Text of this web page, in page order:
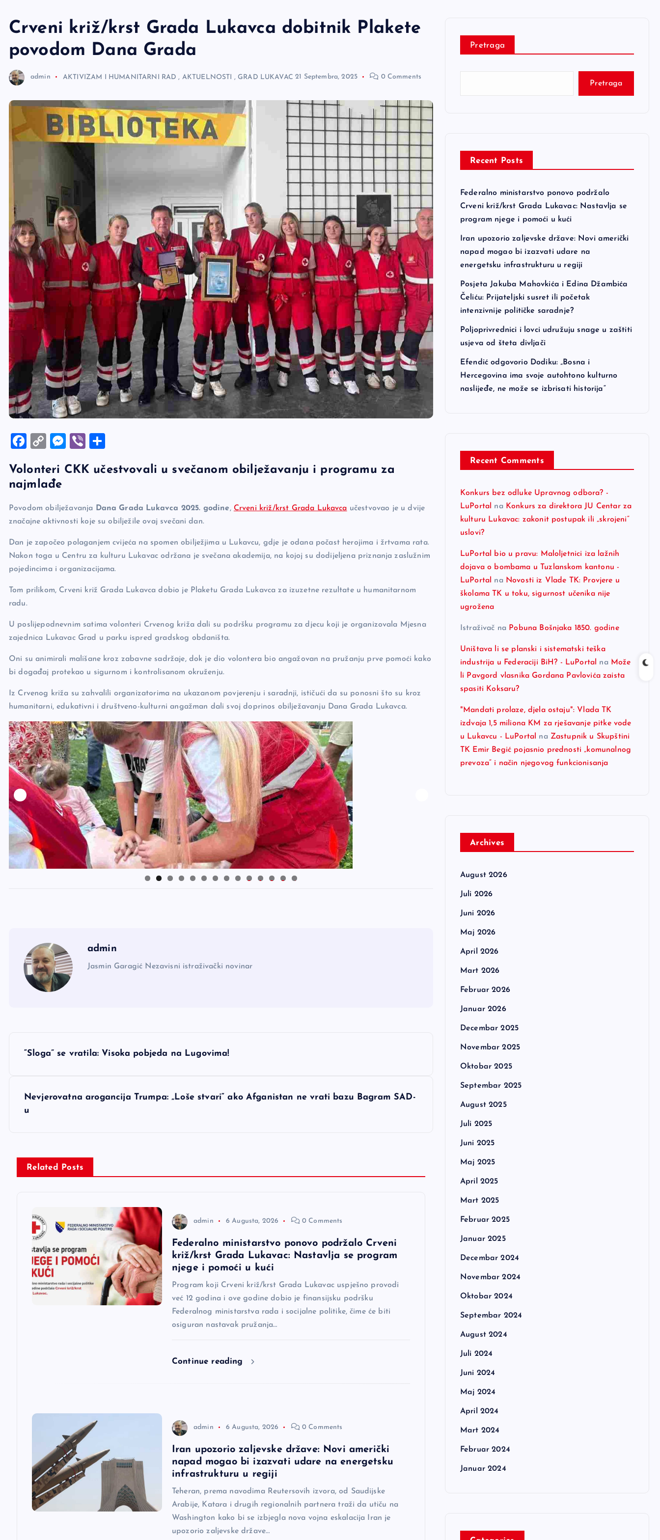
Crveni križ/krst Grada Lukavca dobitnik Plakete
povodom Dana Grada
admin AKTIVIZAM I HUMANITARNI RAD , AKTUELNOSTI , GRAD LUKAVAC 21 Septembra, 2025 0 Comments
F
c
e
b
o
k
C
p
y
Li
n
k
M
se
g
er
Vi
er ar
Volonteri CKK učestvovali u svečanom obilježavanju i programu za
najmlađe
Povodom obilježavanja Dana Grada Lukavca 2025. godine, Crveni križ/krst Grada Lukavca učestvovao je u dvije
značajne aktivnosti koje su obilježile ovaj svečani dan.
Dan je započeo polaganjem cvijeća na spomen obilježjima u Lukavcu, gdje je odana počast herojima i žrtvama rata.
Nakon toga u Centru za kulturu Lukavac održana je svečana akademija, na kojoj su dodijeljena priznanja zaslužnim
pojedincima i organizacijama.
Tom prilikom, Crveni križ Grada Lukavca dobio je Plaketu Grada Lukavca za izuzetne rezultate u humanitarnom
radu.
U poslijepodnevnim satima volonteri Crvenog križa dali su podršku programu za djecu koji je organizovala Mjesna
zajednica Lukavac Grad u parku ispred gradskog obdaništa.
Oni su animirali mališane kroz zabavne sadržaje, dok je dio volontera bio angažovan na pružanju prve pomoći kako
bi događaj protekao u sigurnom i kontrolisanom okruženju.
Iz Crvenog križa su zahvalili organizatorima na ukazanom povjerenju i saradnji, ističući da su ponosni što su kroz
humanitarni, edukativni i društveno-kulturni angažman dali svoj doprinos obilježavanju Dana Grada Lukavca.
0 1 2 3 4
admin
Jasmin Garagić Nezavisni istraživački novinar
N
g
a
“Sloga” se vratila: Visoka pobjeda na Lugovima!
Nevjerovatna arogancija Trumpa: „Loše stvari“ ako Afganistan ne vrati bazu Bagram SAD-
u
Related Posts
admin 6 Augusta, 2026 0 Comments
Federalno ministarstvo ponovo podržalo Crveni
križ/krst Grada Lukavac: Nastavlja se program
njege i pomoći u kući
Program koji Crveni križ/krst Grada Lukavac uspješno provodi
već 12 godina i ove godine dobio je finansijsku podršku
Federalnog ministarstva rada i socijalne politike, čime će biti
osiguran nastavak pružanja…
Continue reading
admin 6 Augusta, 2026 0 Comments
Iran upozorio zaljevske države: Novi američki
napad mogao bi izazvati udare na energetsku
infrastrukturu u regiji
Teheran, prema navodima Reutersovih izvora, od Saudijske
Arabije, Katara i drugih regionalnih partnera traži da utiču na
Washington kako bi se izbjegla nova vojna eskalacija Iran je
upozorio zaljevske države…
Pretraga
Pretraga
Recent Posts
Federalno ministarstvo ponovo podržalo
Crveni križ/krst Grada Lukavac: Nastavlja se
program njege i pomoći u kući
Iran upozorio zaljevske države: Novi američki
napad mogao bi izazvati udare na
energetsku infrastrukturu u regiji
Posjeta Jakuba Mahovkića i Edina Džambića
Čeliću: Prijateljski susret ili početak
intenzivnije političke saradnje?
Poljoprivrednici i lovci udružuju snage u zaštiti
usjeva od šteta divljači
Efendić odgovorio Dodiku: „Bosna i
Hercegovina ima svoje autohtono kulturno
naslijeđe, ne može se izbrisati historija“
Recent Comments
Konkurs bez odluke Upravnog odbora? -
LuPortal
na Konkurs za direktora JU Centar za
kulturu Lukavac: zakonit postupak ili „skrojeni“
uslovi?
LuPortal bio u pravu: Maloljetnici iza lažnih
dojava o bombama u Tuzlanskom kantonu -
LuPortal
na Novosti iz Vlade TK: Provjere u
školama TK u toku, sigurnost učenika nije
ugrožena
Istraživač na Pobuna Bošnjaka 1850. godine
Uništava li se planski i sistematski teška
industrija u Federaciji BiH? - LuPortal
na Može
li Pavgord vlasnika Gordana Pavlovića zaista
spasiti Koksaru?
"Mandati prolaze, djela ostaju": Vlada TK
izdvaja 1,5 miliona KM za rješavanje pitke vode
u Lukavcu - LuPortal
na Zastupnik u Skupštini
TK Emir Begić pojasnio prednosti „komunalnog
prevoza“ i način njegovog funkcionisanja
Archives
August 2026
Juli 2026
Juni 2026
Maj 2026
April 2026
Mart 2026
Februar 2026
Januar 2026
Decembar 2025
Novembar 2025
Oktobar 2025
Septembar 2025
August 2025
Juli 2025
Juni 2025
Maj 2025
April 2025
Mart 2025
Februar 2025
Januar 2025
Decembar 2024
Novembar 2024
Oktobar 2024
Septembar 2024
August 2024
Juli 2024
Juni 2024
Maj 2024
April 2024
Mart 2024
Februar 2024
Januar 2024